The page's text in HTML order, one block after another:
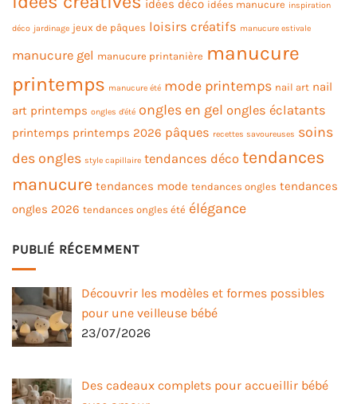
idées déco idées manucure inspiration
déco jardinage jeux de pâques loisirs créatifs manucure estivale
manucure gel manucure printanière manucure
printemps manucure été mode printemps nail art nail
art printemps ongles d'été ongles en gel ongles éclatants
printemps printemps 2026 pâques recettes savoureuses soins
des ongles style capillaire tendances déco tendances
manucure tendances mode tendances ongles tendances
ongles 2026 tendances ongles été élégance
PUBLIÉ RÉCEMMENT
Découvrir les modèles et formes possibles
pour une veilleuse bébé
23/07/2026
Des cadeaux complets pour accueillir bébé